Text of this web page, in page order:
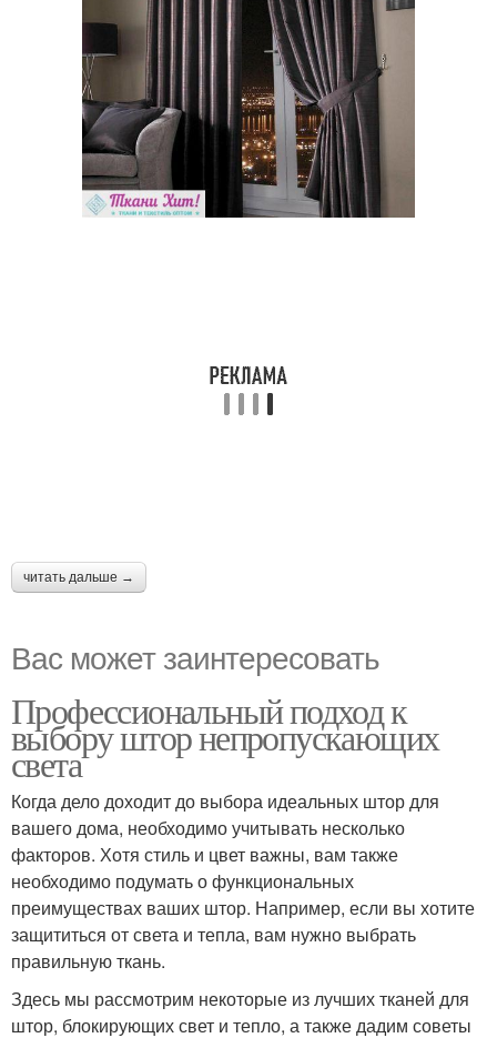
читать дальше →
Вас может заинтересовать
Профессиональный подход к
выбору штор непропускающих
света
Когда дело доходит до выбора идеальных штор для
вашего дома, необходимо учитывать несколько
факторов. Хотя стиль и цвет важны, вам также
необходимо подумать о функциональных
преимуществах ваших штор. Например, если вы хотите
защититься от света и тепла, вам нужно выбрать
правильную ткань.
Здесь мы рассмотрим некоторые из лучших тканей для
штор, блокирующих свет и тепло, а также дадим советы